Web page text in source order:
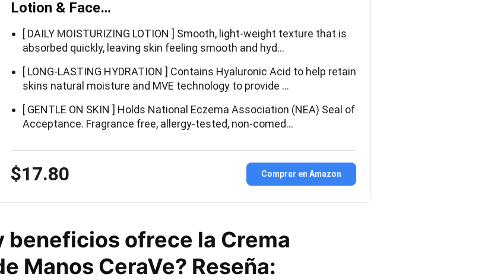
Lotion & Face…
[ DAILY MOISTURIZING LOTION ] Smooth, light-weight texture that is
absorbed quickly, leaving skin feeling smooth and hyd…
[ LONG-LASTING HYDRATION ] Contains Hyaluronic Acid to help retain
skins natural moisture and MVE technology to provide …
[ GENTLE ON SKIN ] Holds National Eczema Association (NEA) Seal of
Acceptance. Fragrance free, allergy-tested, non-comed…
$17.80 Comprar en Amazon
beneficios ofrece la Crema
Manos CeraVe? Reseña: